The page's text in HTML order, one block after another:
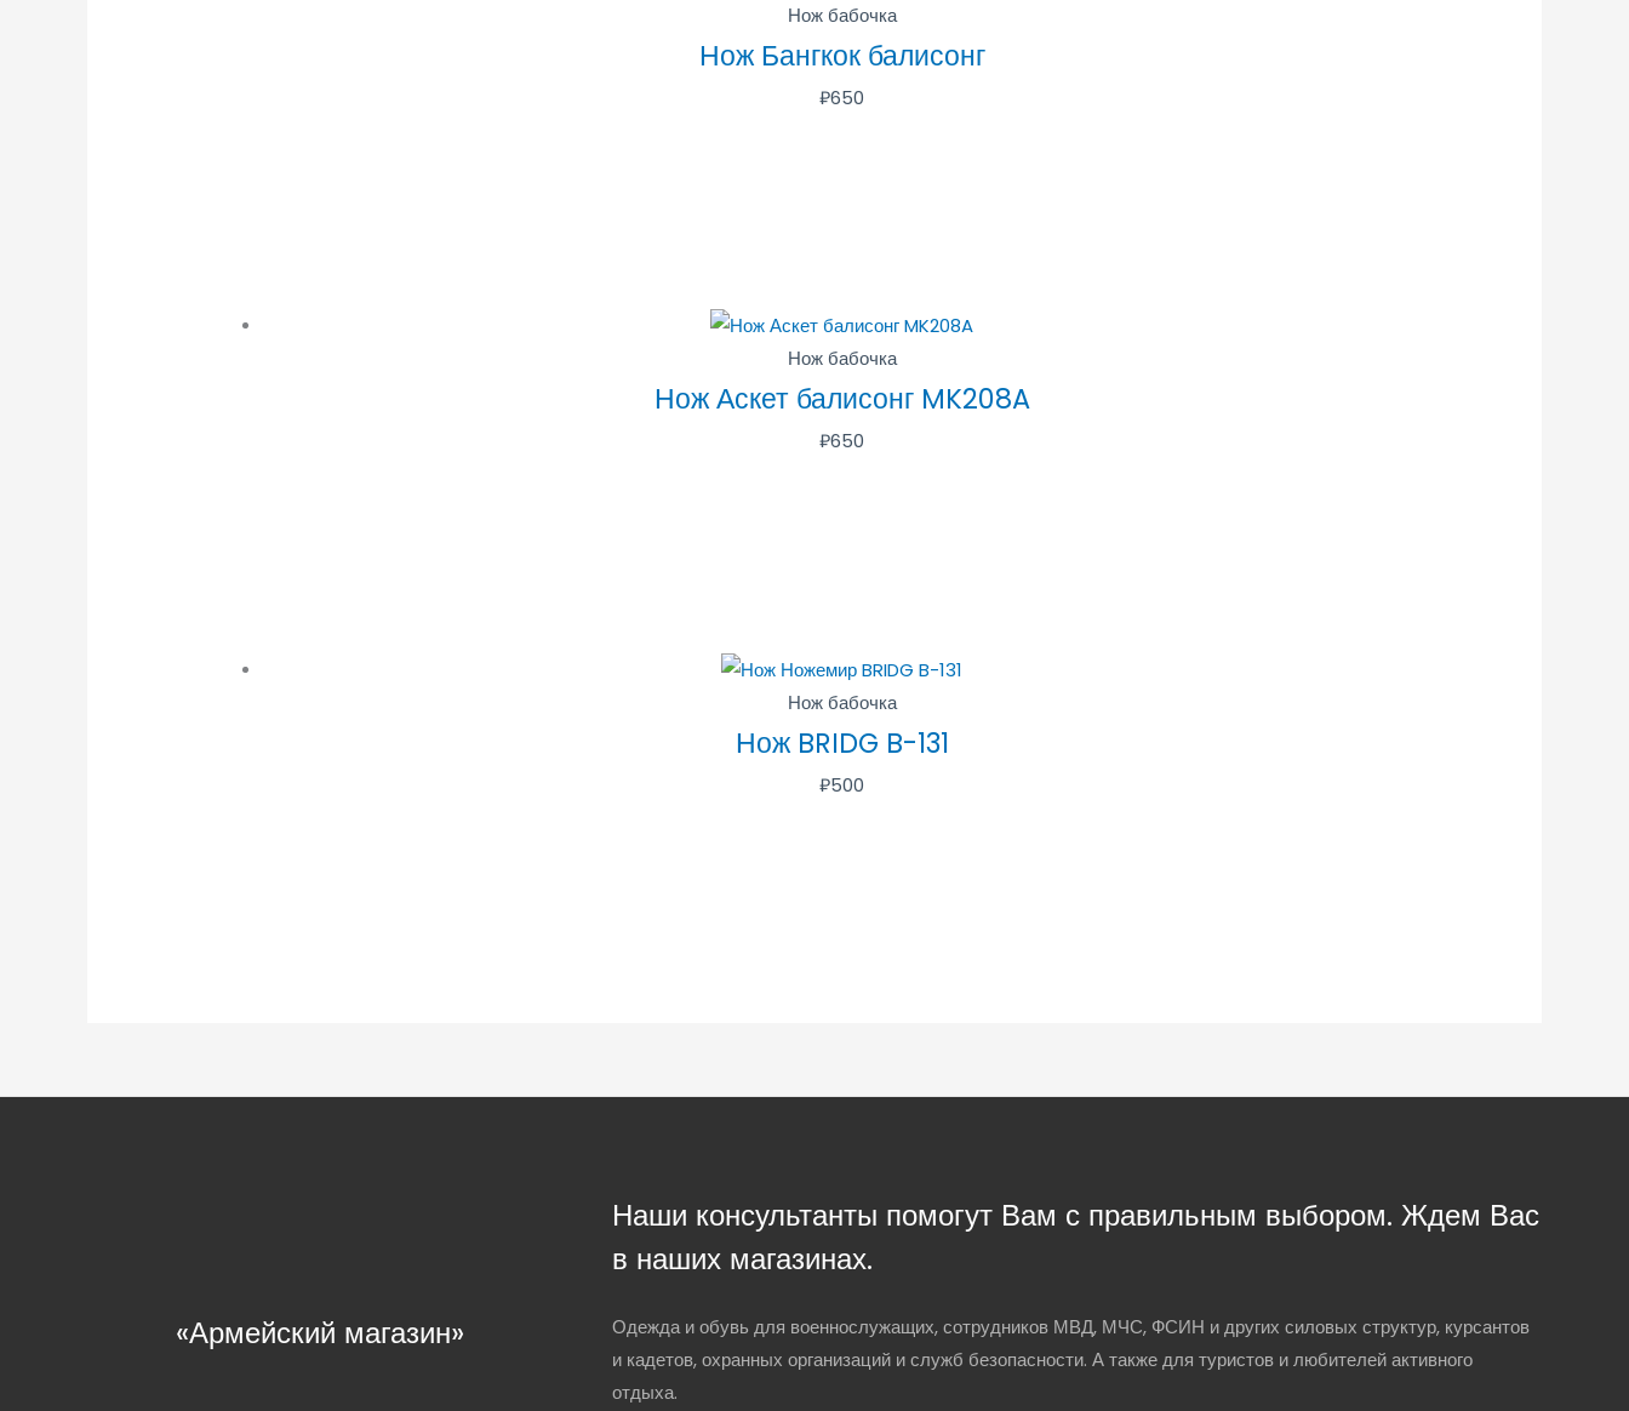
Нож бабочка
Нож Бангкок балисонг
₽650
Нож бабочка
Нож Аскет балисонг MK208A
₽650
Нож бабочка
Нож BRIDG B-131
₽500
«Армейский магазин»
Наши консультанты помогут Вам с правильным выбором. Ждем Вас
в наших магазинах.
Одежда и обувь для военнослужащих, сотрудников МВД, МЧС, ФСИН и других силовых структур, курсантов
и кадетов, охранных организаций и служб безопасности. А также для туристов и любителей активного
отдыха.